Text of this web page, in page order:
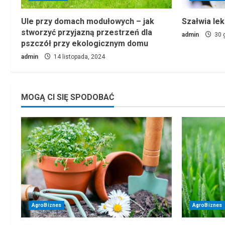
Ule przy domach modułowych – jak
stworzyć przyjazną przestrzeń dla
pszczół przy ekologicznym domu
admin 14 listopada, 2024
Szałwia
admin 30
MOGĄ CI SIĘ SPODOBAĆ
AgroBiznes AgroBiznes